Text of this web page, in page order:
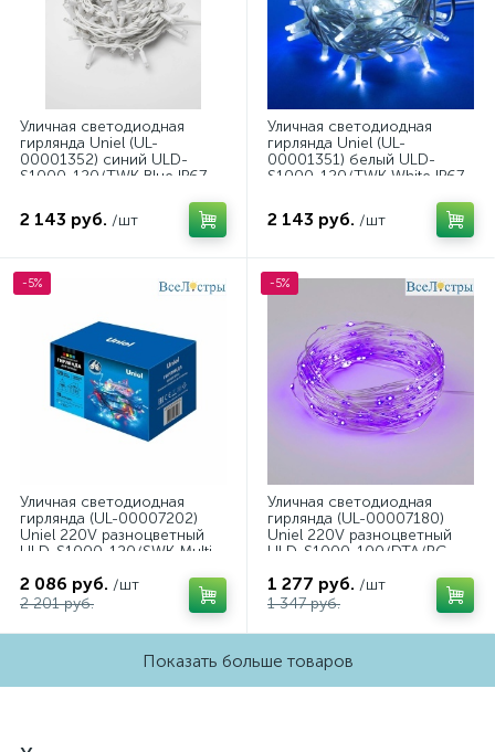
Уличная светодиодная
гирлянда Uniel (UL-
00001352) синий ULD-
S1000-120/TWK Blue IP67
2 143 руб. /шт
Уличная светодиодная
гирлянда Uniel (UL-
00001351) белый ULD-
S1000-120/TWK White IP67
2 143 руб. /шт
-5%
Уличная светодиодная
гирлянда (UL-00007202)
Uniel 220V разноцветный
ULD-S1000-120/SWK Multi
2 086 руб. /шт
2 201 руб.
-5%
Уличная светодиодная
гирлянда (UL-00007180)
Uniel 220V разноцветный
ULD-S1000-100/DTA/RC
1 277 руб. /шт
1 347 руб.
Показать больше товаров